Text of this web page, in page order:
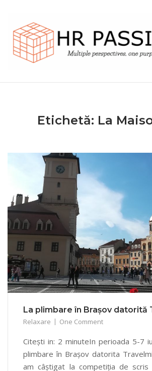
content
Etichetă: La
La plimbare în Brașov datorită
Relaxare One Comment
Citești in: 2 minuteIn perioada 5-7
plimbare în Brașov datorita
am câștigat la competiția de scris